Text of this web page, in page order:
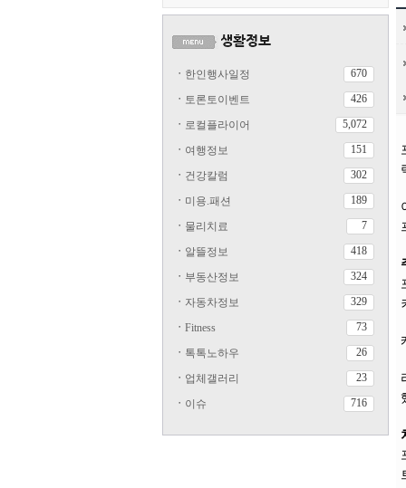
ㆍ 한인행사일정 670
ㆍ 토론토이벤트 426
ㆍ 로컬플라이어 5,072
ㆍ 여행정보 151
ㆍ 건강칼럼 302
ㆍ 미용.패션 189
ㆍ 물리치료 7
ㆍ 알뜰정보 418
ㆍ 부동산정보 324
ㆍ 자동차정보 329
ㆍ Fitness 73
ㆍ 톡톡노하우 26
ㆍ 업체갤러리 23
ㆍ 이슈 716